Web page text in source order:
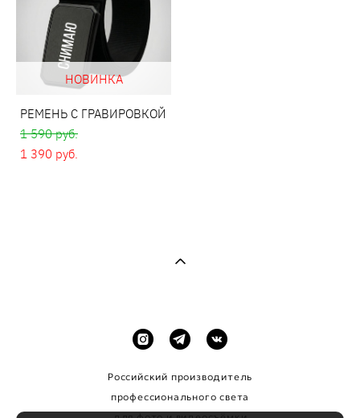
НОВИНКА
РЕМЕНЬ С ГРАВИРОВКОЙ
1 590 pуб.
1 390 pуб.
Российский производитель
профессиональногосвета